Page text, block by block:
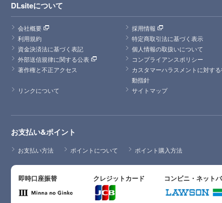
DLsiteについて
会社概要
採用情報
利用規約
特定商取引法に基づく表示
資金決済法に基づく表記
個人情報の取扱いについて
外部送信規律に関する公表
コンプライアンスポリシー
著作権と不正アクセス
カスタマーハラスメントに対す
動指針
リンクについて
サイトマップ
お支払い&ポイント
お支払い方法 ポイントについて ポイント購入方法
即時口座振替 クレジットカード コンビニ・ネット